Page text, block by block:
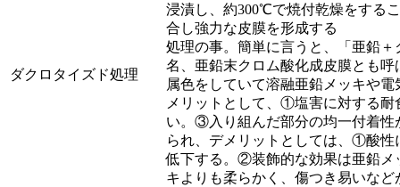
ダクロタイズド処理
浸漬し、約300℃で焼付乾燥をする
合し強力な皮膜を形成する
処理の事。簡単に言うと、「亜鉛
名、亜鉛末クロム酸化成皮膜とも
属色をしていて溶融亜鉛メッキや
メリットとして、①塩害に対する
い。③入り組んだ部分の均一付着
られ、デメリットとしては、①酸性
低下する。②装飾的な効果は亜鉛
キよりも柔らかく、傷つき易いなど